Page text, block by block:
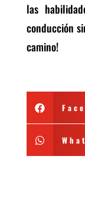
las
conducción
camino!

